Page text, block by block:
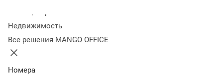
Недвижимость
Все решения MANGO OFFICE
Номера
разговоров в
интеграцию с ELMA365
23 апреля